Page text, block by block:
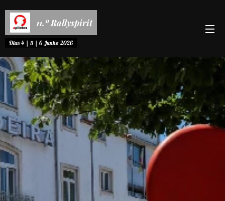
11.º Rallyspirit
Dias 4 | 5 | 6 Junho 2026